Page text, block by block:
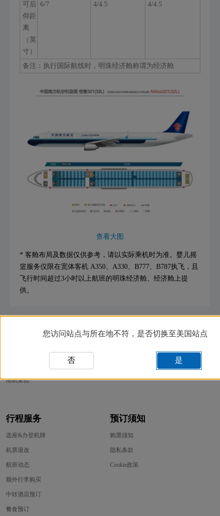
可后
仰距
离
（英
寸）
6/7 4/4.5 4/4.5
备注：执行国际航线时，明珠经济舱称谓为经济舱
查看大图
* 客舱布局及数据仅供参考，请以实际乘机时为准。婴儿摇
篮服务仅限在宽体客机 A350、A330、B777、B787执飞，且
飞行时间超过3小时以上航班的明珠经济舱、经济舱上提
供。
您访问站点与所在地不符，是否切换至美国站点
否 是
南航集团
客户支持
行程服务
选座&办登机牌
机票退改
航班动态
额外行李购买
中转酒店预订
餐食预订
预订须知
购票须知
隐私条款
Cookie政策